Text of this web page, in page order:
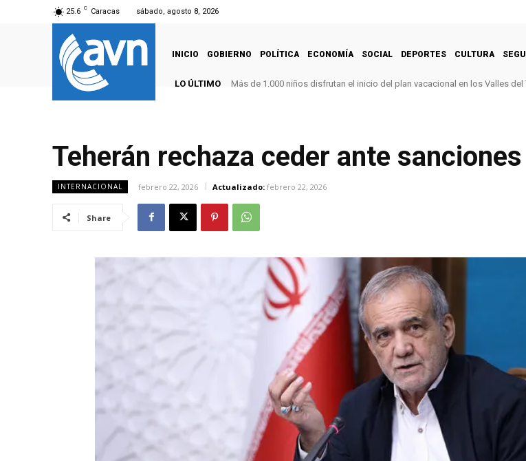
25.6 C Caracas sábado, agosto 8, 2026
INICIO GOBIERNO POLÍTICA ECONOMÍA SOCIAL DEPORTES CULTURA
LO ÚLTIMO Más de 1.000 niños disfrutan el inicio del plan vacacional en los Valles del
Teherán rechaza ceder ante sanciones
INTERNACIONAL febrero 22, 2026 Actualizado: febrero 22, 2026
Share